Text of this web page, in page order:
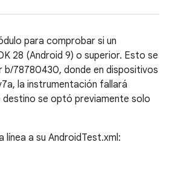
para comprobar si un
28 (Android 9) o superior. Esto se
b/78780430, donde en dispositivos
la instrumentación fallará
destino se optó previamente solo
línea a su AndroidTest.xml: